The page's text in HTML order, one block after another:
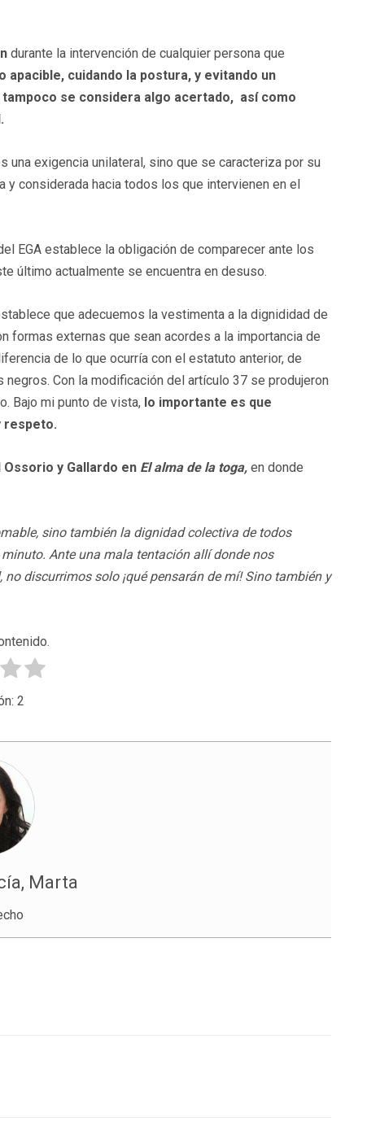
durante la intervención de cualquier persona que
cuidando la postura, y evitando un
se considera algo acertado, así como
exigencia unilateral, sino que se caracteriza por su
y considerada hacia todos los que intervienen en el
EGA establece la obligación de comparecer ante los
último actualmente se encuentra en desuso.
que adecuemos la vestimenta a la dignididad de
formas externas que sean acordes a la importancia de
de lo que ocurría con el estatuto anterior, de
Con la modificación del artículo 37 se produjeron
Bajo mi punto de vista, lo importante es que
respeto.
y Gallardo en El alma de la toga, en donde
sino también la dignidad colectiva de todos
Ante una mala tentación allí donde nos
discurrimos solo ¡qué pensarán de mí! Sino también y
2
Marta